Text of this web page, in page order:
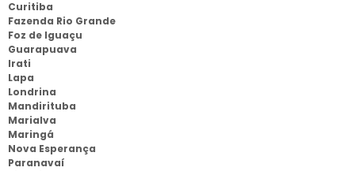
Curitiba
Fazenda Rio Grande
Foz de Iguaçu
Guarapuava
Irati
Lapa
Londrina
Mandirituba
Marialva
Maringá
Nova Esperança
Paranavaí